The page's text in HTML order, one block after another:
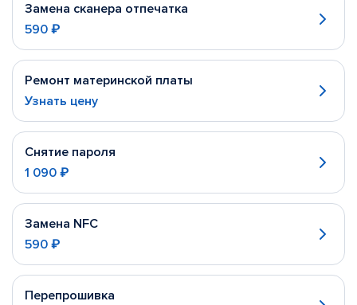
Замена сканера отпечатка
590 ₽
Ремонт материнской платы
Узнать цену
Снятие пароля
1 090 ₽
Замена NFC
590 ₽
Перепрошивка